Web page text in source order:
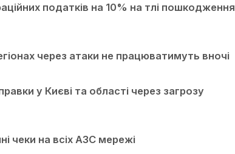
податків на 10% на тлі пошкодження
через атаки не працюватимуть вночі
у Києві та області через загрозу
чеки на всіх АЗС мережі